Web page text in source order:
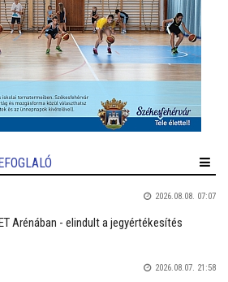
2026.08.08. 07:07
Arénában - elindult a jegyértékesítés
2026.08.07. 21:58